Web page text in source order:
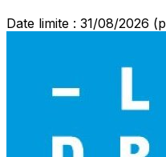
Date limite : 31/08/2026